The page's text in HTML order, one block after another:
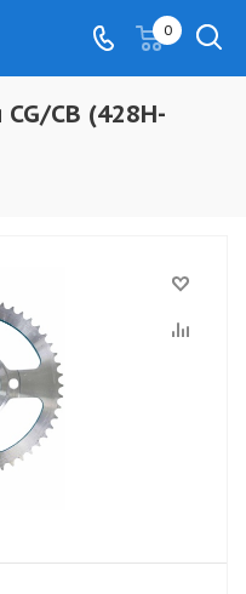
0
CB (428H-